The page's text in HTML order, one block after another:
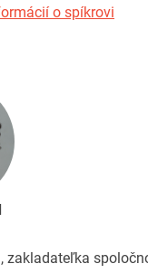
o spíkrovi
zakladateľka